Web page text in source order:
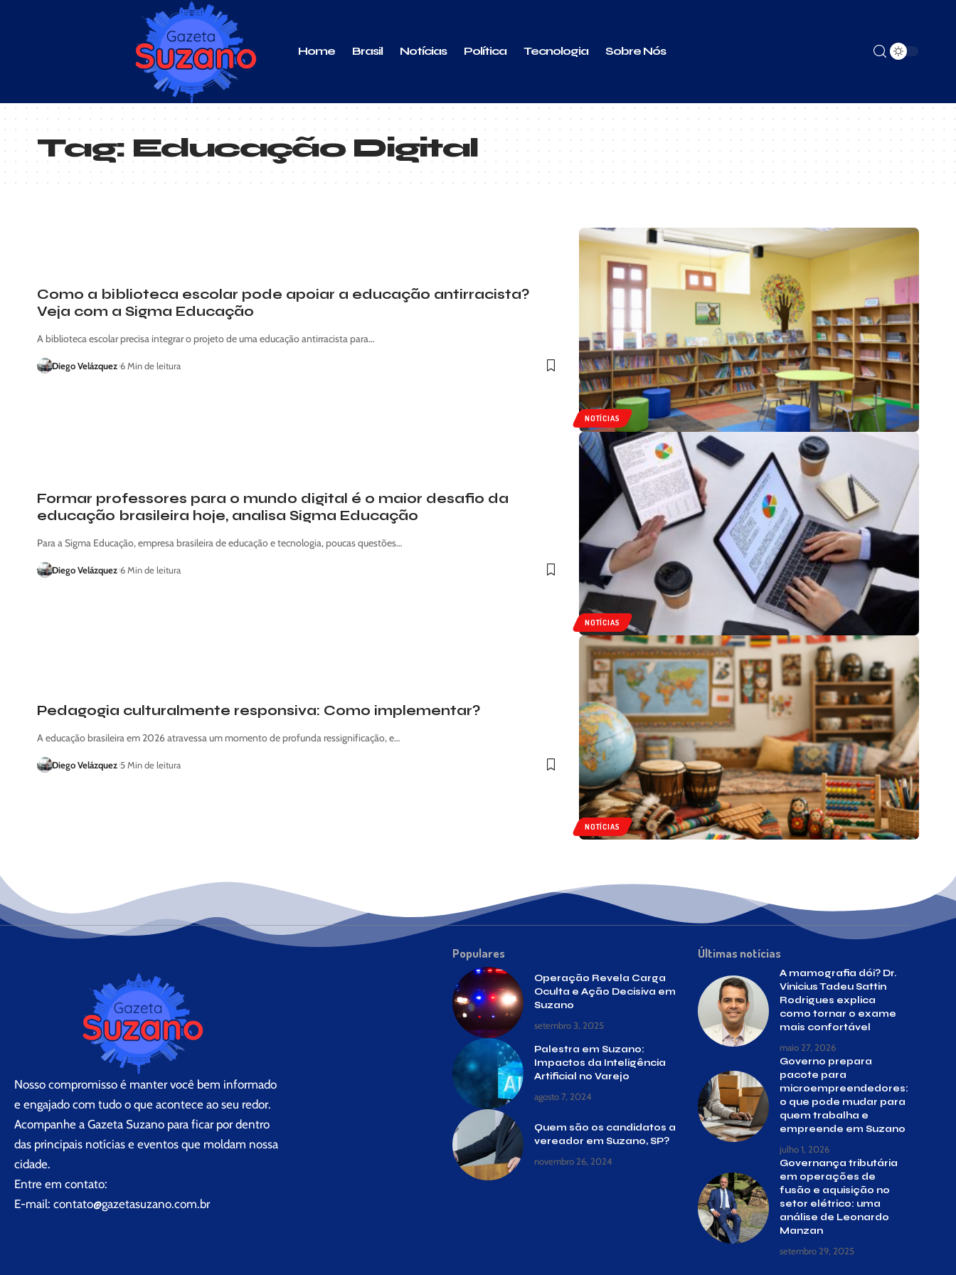
Home Brasil Notícias Política Tecnologia Sobre Nós
Tag: Educação Digital
NOTÍCIAS
Como a biblioteca escolar pode apoiar a educação antirracista?
Veja com a Sigma Educação
A biblioteca escolar precisa integrar o projeto de uma educação antirracista para…
Diego Velázquez 6 Min de leitura
NOTÍCIAS
Formar professores para o mundo digital é o maior desafio da
educação brasileira hoje, analisa Sigma Educação
Para a Sigma Educação, empresa brasileira de educação e tecnologia, poucas questões…
Diego Velázquez 6 Min de leitura
NOTÍCIAS
Pedagogia culturalmente responsiva: Como implementar?
A educação brasileira em 2026 atravessa um momento de profunda ressignificação, e…
Diego Velázquez 5 Min de leitura
Nosso compromisso é manter você bem informado
e engajado com tudo o que acontece ao seu redor.
Acompanhe a Gazeta Suzano para ficar por dentro
das principais notícias e eventos que moldam nossa
cidade.
Entre em contato:
E-mail: contato@gazetasuzano.com.br
Populares
Operação Revela Carga
Oculta e Ação Decisiva em
Suzano
setembro 3, 2025
Palestra em Suzano:
Impactos da Inteligência
Artificial no Varejo
agosto 7, 2024
Quem são os candidatos a
vereador em Suzano, SP?
novembro 26, 2024
Últimas notícias
A mamografia dói? Dr.
Vinicius Tadeu Sattin
Rodrigues explica
como tornar o exame
mais confortável
maio 27, 2026
Governo prepara
pacote para
microempreendedores:
o que pode mudar para
quem trabalha e
empreende em Suzano
julho 1, 2026
Governança tributária
em operações de
fusão e aquisição no
setor elétrico: uma
análise de Leonardo
Manzan
setembro 29, 2025